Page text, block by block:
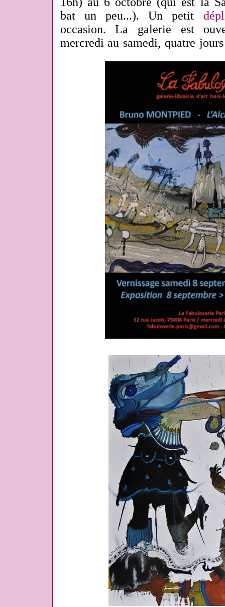
bat un peu...). Un petit
occasion. La galerie est
mercredi au samedi, quatre